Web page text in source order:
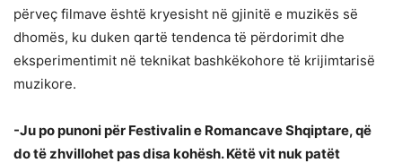
përveç filmave është kryesisht në gjinitë e muzikës së
dhomës, ku duken qartë tendenca të përdorimit dhe
eksperimentimit në teknikat bashkëkohore të krijimtarisë
muzikore.
-Ju po punoni për Festivalin e Romancave Shqiptare, që
do të zhvillohet pas disa kohësh. Këtë vit nuk patët